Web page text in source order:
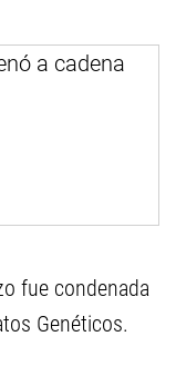
fue condenada
Genéticos.